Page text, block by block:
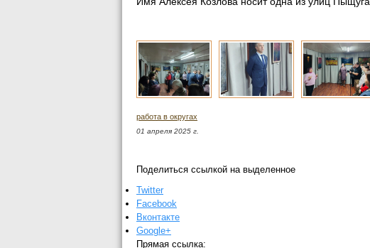
работа в округах
01 апреля 2025 г.
Поделиться ссылкой на выделенное
Twitter
Facebook
Вконтакте
Google+
Прямая ссылка: